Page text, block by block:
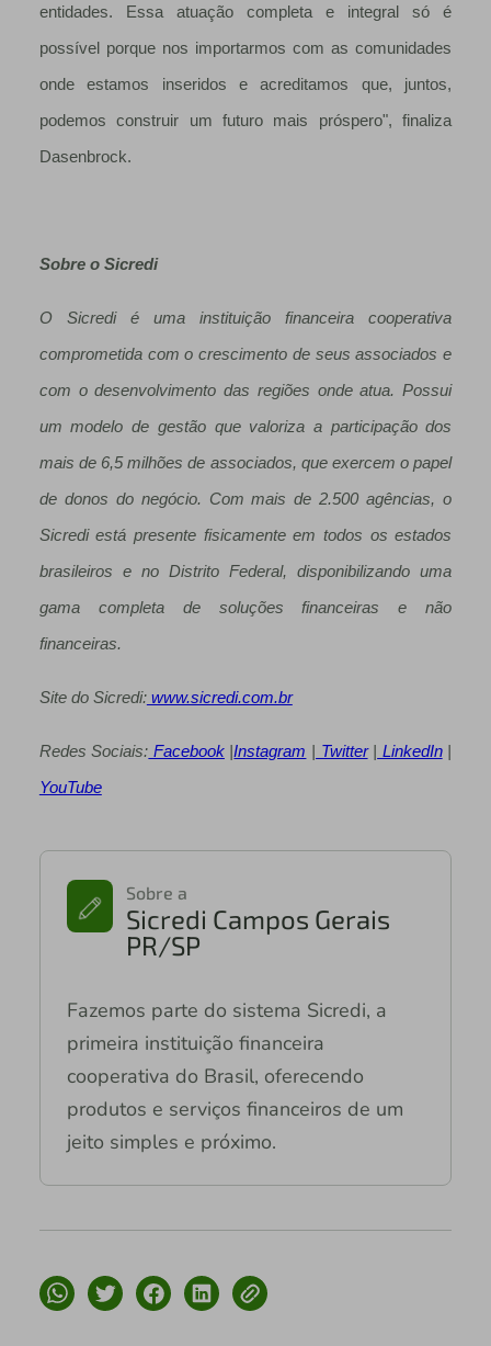
entidades. Essa atuação completa e integral só é
possível porque nos importarmos com as comunidades
onde estamos inseridos e acreditamos que, juntos,
podemos construir um futuro mais próspero", finaliza
Dasenbrock.
Sobre o Sicredi
O Sicredi é uma instituição financeira cooperativa
comprometida com o crescimento de seus associados e
com o desenvolvimento das regiões onde atua. Possui
um modelo de gestão que valoriza a participação dos
mais de 6,5 milhões de associados, que exercem o papel
de donos do negócio. Com mais de 2.500 agências, o
Sicredi está presente fisicamente em todos os estados
brasileiros e no Distrito Federal, disponibilizando uma
gama completa de soluções financeiras e não
financeiras.
Site do Sicredi:www.sicredi.com.br
Redes Sociais: Facebook|Instagram Twitter| LinkedIn|
YouTube
Sobre a
Sicredi Campos Gerais
PR/SP
Fazemos parte do sistema Sicredi, a
primeira instituição financeira
cooperativa do Brasil, oferecendo
produtos e serviços financeiros de um
jeito simples e próximo.